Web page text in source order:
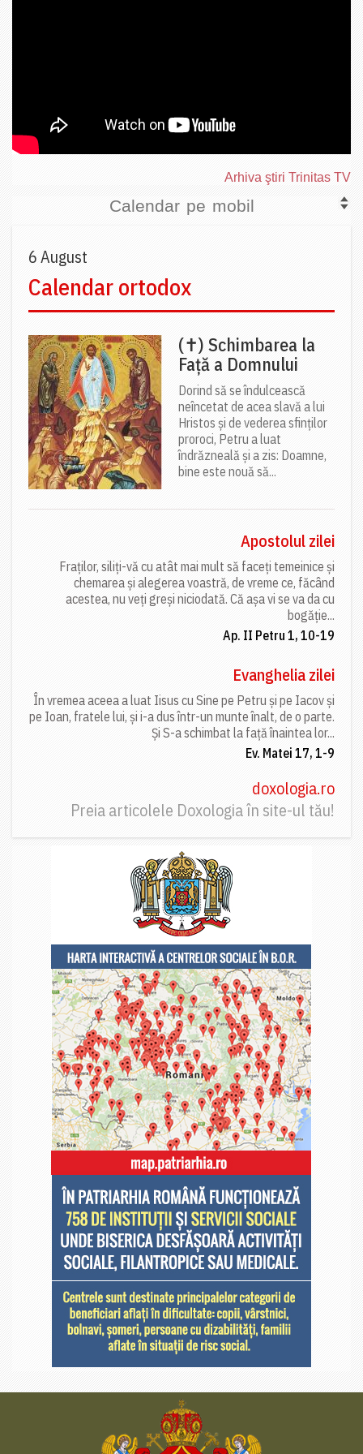
Arhiva ştiri Trinitas TV
Calendar pe mobil
6 August
Calendar ortodox
(✝) Schimbarea la
Față a Domnului
Dorind să se îndulcească
neîncetat de acea slavă a lui
Hristos și de vederea sfinților
proroci, Petru a luat
îndrăzneală și a zis: Doamne,
bine este nouă să...
Apostolul zilei
Fraților, siliți-vă cu atât mai mult să faceți temeinice și
chemarea și alegerea voastră, de vreme ce, făcând
acestea, nu veți greși niciodată. Că așa vi se va da cu
bogăție...
Ap. II Petru 1, 10-19
Evanghelia zilei
În vremea aceea a luat Iisus cu Sine pe Petru și pe Iacov și
pe Ioan, fratele lui, și i-a dus într-un munte înalt, de o parte.
Și S-a schimbat la față înaintea lor...
Ev. Matei 17, 1-9
doxologia.ro
Preia articolele Doxologia în site-ul tău!